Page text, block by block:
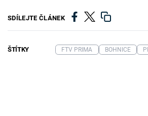
SDÍLEJTE ČLÁNEK
ŠTÍTKY FTV PRIMA BOHNICE